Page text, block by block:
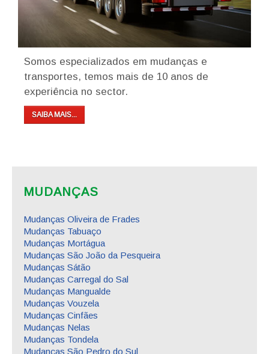
Somos especializados em mudanças e
transportes, temos mais de 10 anos de
experiência no sector.
SAIBA MAIS...
MUDANÇAS
Mudanças Oliveira de Frades
Mudanças Tabuaço
Mudanças Mortágua
Mudanças São João da Pesqueira
Mudanças Sátão
Mudanças Carregal do Sal
Mudanças Mangualde
Mudanças Vouzela
Mudanças Cinfães
Mudanças Nelas
Mudanças Tondela
Mudanças São Pedro do Sul